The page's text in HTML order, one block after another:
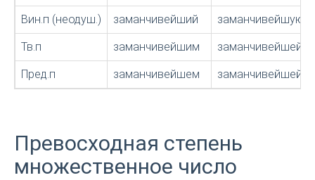
Вин.п (неодуш.) заманчивейший заманчивейшую
Тв.п заманчивейшим заманчивейшей,
Пред.п заманчивейшем заманчивейшей
Превосходная степень
множественное число